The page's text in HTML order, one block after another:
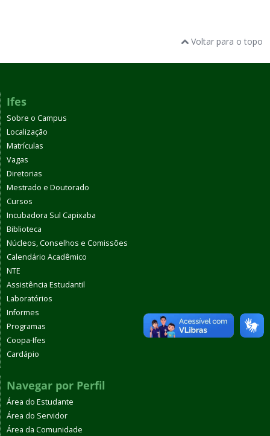
Voltar para o topo
Ifes
Sobre o Campus
Localização
Matrículas
Vagas
Diretorias
Mestrado e Doutorado
Cursos
Incubadora Sul Capixaba
Biblioteca
Núcleos, Conselhos e Comissões
Calendário Acadêmico
NTE
Assistência Estudantil
Laboratórios
Informes
Programas
Coopa-Ifes
Cardápio
Navegar por Perfil
Área do Estudante
Área do Servidor
Área da Comunidade